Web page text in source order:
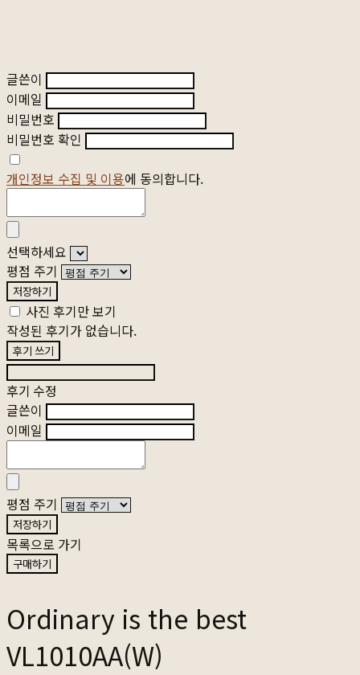
글쓴이
이메일
비밀번호
비밀번호 확인
개인정보 수집 및 이용에 동의합니다.
선택하세요
평점 주기
저장하기
사진 후기만 보기
작성된 후기가 없습니다.
후기 쓰기
후기 수정
글쓴이
이메일
평점 주기
저장하기
목록으로 가기
구매하기
Ordinary is the best
VL1010AA(W)